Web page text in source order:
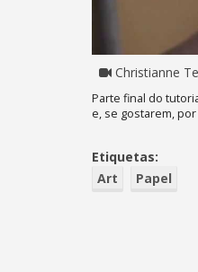
Christianne
Parte final do
e, se gostarem,
Etiquetas:
Art
Papel